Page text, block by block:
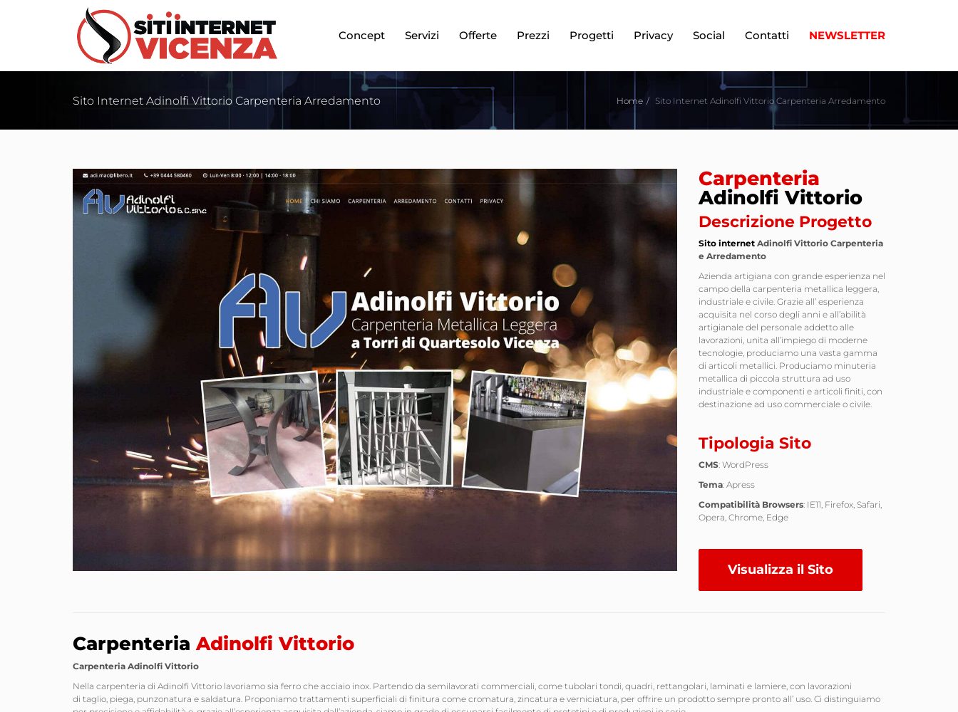
Concept Servizi Offerte Prezzi Progetti Privacy Social Contatti NEWSLETTER
Sito Internet Adinolfi Vittorio Carpenteria Arredamento Home Sito Internet Adinolfi Vittorio Carpenteria Arredamento
Carpenteria
Adinolfi Vittorio
Descrizione Progetto
Sito internetAdinolfi Vittorio Carpenteria
e Arredamento
Azienda artigiana con grande esperienza nel
campo della carpenteria metallica leggera,
industriale e civile. Grazie all’ esperienza
acquisita nel corso degli anni e all’abilità
artigianale del personale addetto alle
lavorazioni, unita all’impiego di moderne
tecnologie, produciamo una vasta gamma
di articoli metallici. Produciamo minuteria
metallica di piccola struttura ad uso
industriale e componenti e articoli finiti, con
destinazione ad uso commerciale o civile.
Tipologia Sito
CMS: WordPress
Tema: Apress
Compatibilità Browsers: IE11, Firefox, Safari,
Opera, Chrome, Edge
Visualizza il Sito
CarpenteriaAdinolfi Vittorio
Carpenteria Adinolfi Vittorio
Nella carpenteria di Adinolfi Vittorio lavoriamo sia ferro che acciaio inox. Partendo da semilavorati commerciali, come tubolari tondi, quadri, rettangolari, laminati e lamiere, con lavorazioni
di taglio, piega, punzonatura e saldatura. Proponiamo trattamenti superficiali di finitura come cromatura, zincatura e verniciatura, per offrire un prodotto sempre pronto all’ uso. Ci distinguiamo